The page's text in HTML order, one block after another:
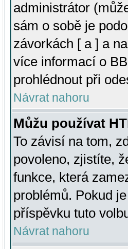
administrátor
sám o sobě je
závorkách [ a ] a
více informací o
prohlédnout při
Návrat nahoru
Můžu používat
To závisí na tom,
povoleno, zjistíte,
funkce, která
problémů. Pokud
příspěvku tuto
Návrat nahoru